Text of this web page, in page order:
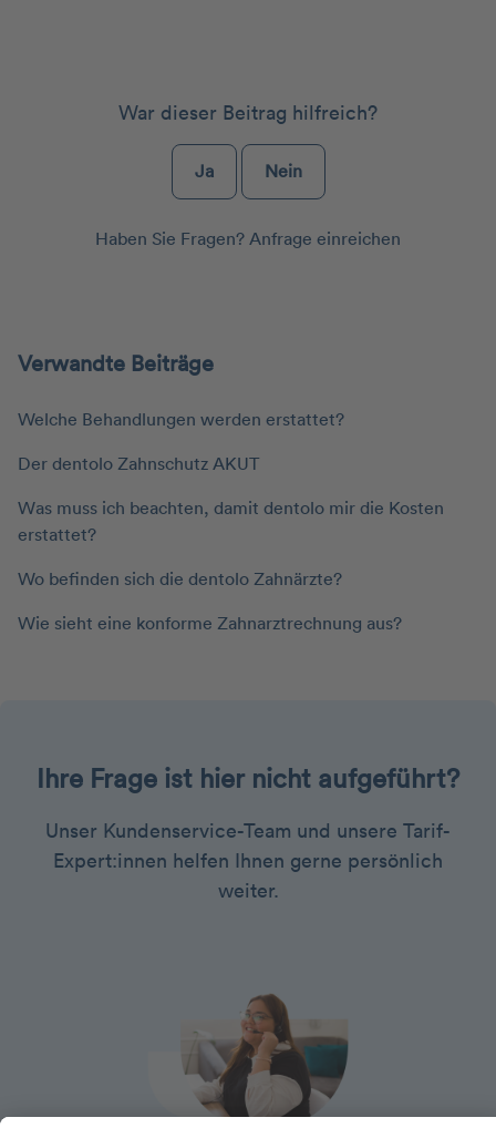
War dieser Beitrag hilfreich?
Ja Nein
Haben Sie Fragen? Anfrage einreichen
Verwandte Beiträge
Welche Behandlungen werden erstattet?
Der dentolo Zahnschutz AKUT
Was muss ich beachten, damit dentolo mir die Kosten
erstattet?
Wo befinden sich die dentolo Zahnärzte?
Wie sieht eine konforme Zahnarztrechnung aus?
Ihre Frage ist hier nicht aufgeführt?
Unser Kundenservice-Team und unsere Tarif-
Expert:innen helfen Ihnen gerne persönlich
weiter.